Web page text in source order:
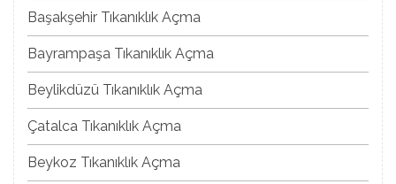
Başakşehir Tıkanıklık Açma
Bayrampaşa Tıkanıklık Açma
Beylikdüzü Tıkanıklık Açma
Çatalca Tıkanıklık Açma
Beykoz Tıkanıklık Açma